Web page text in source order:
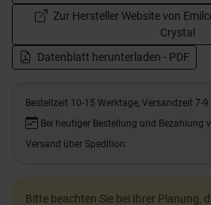
Zur Hersteller Website von
Crystal
Datenblatt herunterladen - PDF
Bestellzeit 10-15 Werktage, Versandzeit 7-
Bei heutiger Bestellung und Bezahlung
Versand über Spedition
Bitte beachten Sie bei Ihrer Planung,